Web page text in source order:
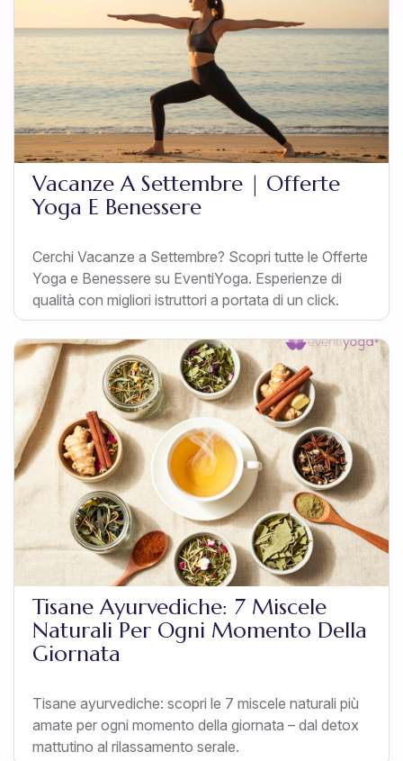
Vacanze A Settembre | Offerte
Yoga E Benessere
Cerchi Vacanze a Settembre? Scopri tutte le Offerte
Yoga e Benessere su EventiYoga. Esperienze di
qualità con migliori istruttori a portata di un click.
Tisane Ayurvediche: 7 Miscele
Naturali Per Ogni Momento Della
Giornata
Tisane ayurvediche: scopri le 7 miscele naturali più
amate per ogni momento della giornata – dal detox
mattutino al rilassamento serale.